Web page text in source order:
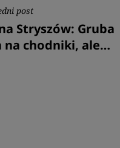
post
Stryszów: Gruba
na chodniki, ale…